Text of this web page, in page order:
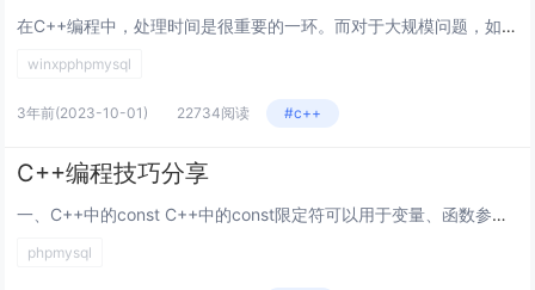
在C++编程中，处理时间是很重要的一环。而对于大规模问题，如数据处理、机器学习、计算机视觉等领域，时间的效率更是至关重要...
winxpphpmysql
3年前(2023-10-01) 22734阅读 #c++
C++编程技巧分享
一、C++中的const C++中的const限定符可以用于变量、函数参数、函数返回类型等多种情况。使用const限定...
phpmysql